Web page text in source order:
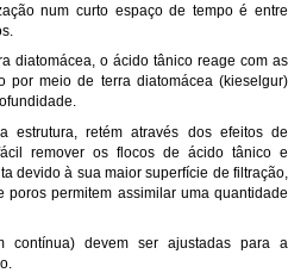
num curto espaço de tempo é entre
diatomácea, o ácido tânico reage com as
por meio de terra diatomácea (kieselgur)
estrutura, retém através dos efeitos de
remover os flocos de ácido tânico e
devido à sua maior superfície de filtração,
permitem assimilar uma quantidade
contínua) devem ser ajustadas para a